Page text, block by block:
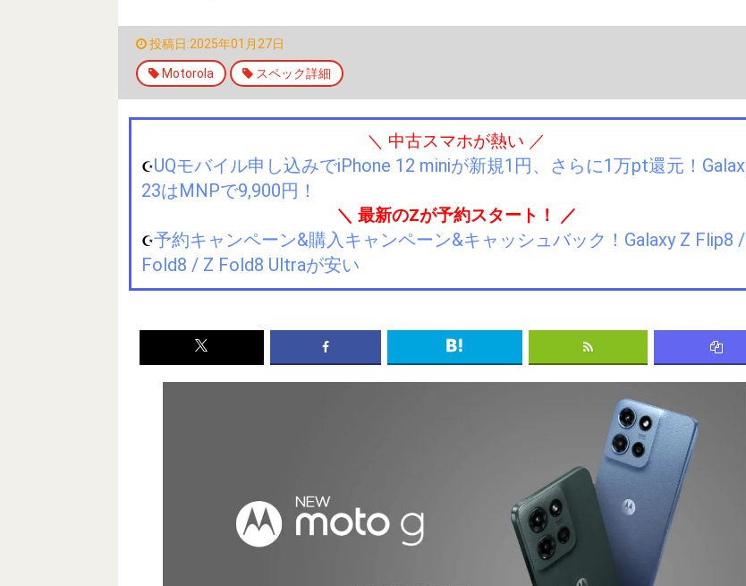
投稿日:2025年01月27日
Motorola スペック詳細
＼ 中古スマホが熱い ／
☪️UQモバイル申し込みでiPhone 12 miniが新規1円、さらに1万pt還元！
23はMNPで9,900円！
＼ 最新のZが予約スタート！ ／
☪️予約キャンペーン&購入キャンペーン&キャッシュバック！Galaxy Z Flip8
Fold8 / Z Fold8 Ultraが安い